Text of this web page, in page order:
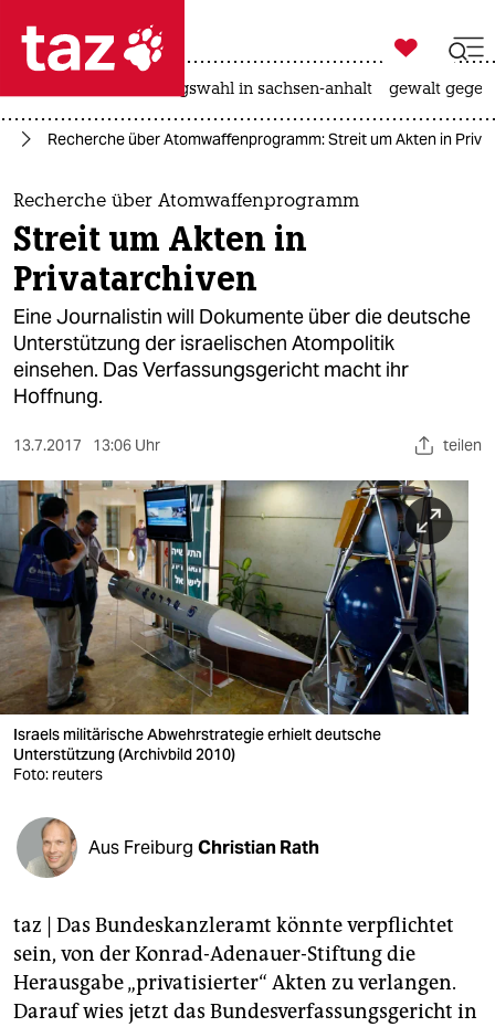
 taz zahl ich
taz zahl ich
themen
politik
öko
gesellschaft
kultur
sport
berlin
nord
wahrheit
verlag
verlag
veranstaltungen
shop
fragen & hilfe
unterstützen
genossenschaft
epaper login

taz zahl ich
landtagswahl in sachsen-anhalt gewalt
Recherche über Atomwaffenprogramm: Streit um Akten in
Recherche über Atomwaffenprogramm
Streit um Akten in
Privatarchiven
Eine Journalistin will Dokumente über die deutsche
Unterstützung der israelischen Atompolitik
einsehen. Das Verfassungsgericht macht ihr
Hoffnung.
13.7.2017 13:06 Uhr teilen
Israels militärische Abwehrstrategie erhielt deutsche
Unterstützung (Archivbild 2010)
Foto: reuters
Aus Freiburg Christian Rath
taz | Das Bundeskanzleramt könnte verpflichtet
sein, von der Konrad-Adenauer-Stiftung die
Herausgabe „privatisierter“ Akten zu verlangen.
Darauf wies jetzt das Bundesverfassungsgericht in